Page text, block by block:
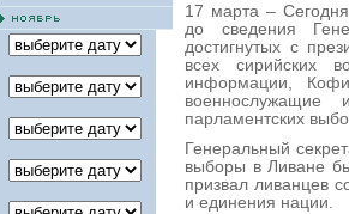
17 марта –
до сведения
достигнутых с
всех сирийских
информации,
военнослужащие
парламентских
Генеральный
выборы в Ливане
призвал ливанцев
и единения нации.